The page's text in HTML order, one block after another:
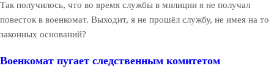
Так получилось, что во время службы в милиции я не получал
повесток в военкомат. Выходит, я не прошёл службу, не имея на то
законных оснований?
Военкомат пугает следственным комитетом